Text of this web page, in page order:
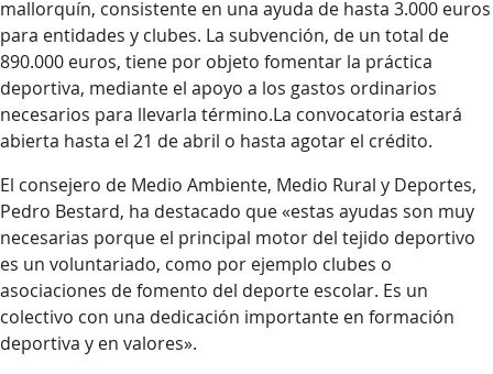
mallorquín, consistente en una ayuda de hasta 3.000 euros
para entidades y clubes. La subvención, de un total de
890.000 euros, tiene por objeto fomentar la práctica
deportiva, mediante el apoyo a los gastos ordinarios
necesarios para llevarla término.La convocatoria estará
abierta hasta el 21 de abril o hasta agotar el crédito.
El consejero de Medio Ambiente, Medio Rural y Deportes,
Pedro Bestard, ha destacado que «estas ayudas son muy
necesarias porque el principal motor del tejido deportivo
es un voluntariado, como por ejemplo clubes o
asociaciones de fomento del deporte escolar. Es un
colectivo con una dedicación importante en formación
deportiva y en valores».